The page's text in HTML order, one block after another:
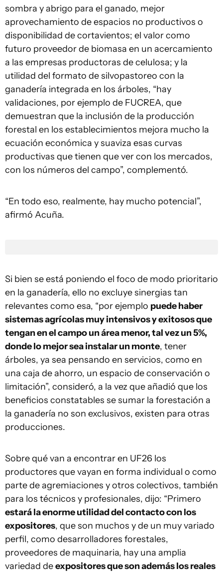
sombra y abrigo para el ganado, mejor
aprovechamiento de espacios no productivos o
disponibilidad de cortavientos; el valor como
futuro proveedor de biomasa en un acercamiento
a las empresas productoras de celulosa; y la
utilidad del formato de silvopastoreo con la
ganadería integrada en los árboles, “hay
validaciones, por ejemplo de FUCREA, que
demuestran que la inclusión de la producción
forestal en los establecimientos mejora mucho la
ecuación económica y suaviza esas curvas
productivas que tienen que ver con los mercados,
con los números del campo”, complementó.
“En todo eso, realmente, hay mucho potencial”,
afirmó Acuña.
Si bien se está poniendo el foco de modo prioritario
en la ganadería, ello no excluye sinergias tan
relevantes como esa, “por ejemplo puede haber
sistemas agrícolas muy intensivos y exitosos que
tengan en el campo un área menor, tal vez un 5%,
donde lo mejor sea instalar un monte, tener
árboles, ya sea pensando en servicios, como en
una caja de ahorro, un espacio de conservación o
limitación”, consideró, a la vez que añadió que los
beneficios constatables se sumar la forestación a
la ganadería no son exclusivos, existen para otras
producciones.
Sobre qué van a encontrar en UF26 los
productores que vayan en forma individual o como
parte de agremiaciones y otros colectivos, también
para los técnicos y profesionales, dijo: “Primero
estará la enorme utilidad del contacto con los
expositores, que son muchos y de un muy variado
perfil, como desarrolladores forestales,
proveedores de maquinaria, hay una amplia
variedad deexpositores que son además los reales